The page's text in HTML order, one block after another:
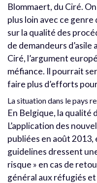
Blommaert, du Ciré.
plus loin avec ce
sur la qualité des
de demandeurs d’asile
Ciré, l’argument
méfiance. Il pourrait
faire plus d’efforts
La situation dans le pays
En Belgique, la qualité
L’application des
publiées en août 2013,
guidelines dressent
risque » en cas de
général aux réfugiés